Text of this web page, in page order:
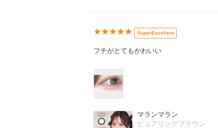
★★★★★ SuperExcellent
フチがとてもかわいい
マランマラン
ピュアリングブラウン